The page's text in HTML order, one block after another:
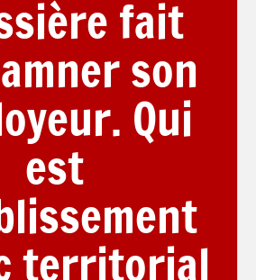
fait
son
Qui
est
territorial